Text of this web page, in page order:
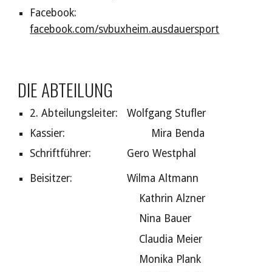
Facebook:
facebook.com/svbuxheim.ausdauersport
DIE ABTEILUNG
2. Abteilungsleiter:
Wolfgang Stufler
Kassier:
Mira Benda
Schriftführer:
Gero Westphal
Beisitzer:
Wilma Altmann
Kathrin Alzner
Nina Bauer
Claudia Meier
Monika Plank